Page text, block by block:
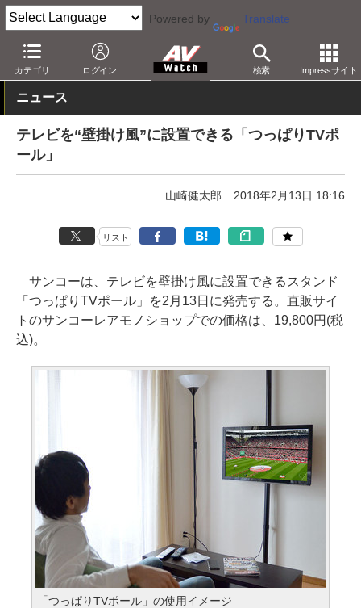
Powered by Translate
カテゴリ ログイン 検索 Impressサイト
AV Watch 製品 AV周辺機器
ニュース
テレビを“壁掛け風”に設置できる「つっぱりTVポ
ール」
山崎健太郎 2018年2月13日 18:16
リスト
サンコーは、テレビを壁掛け風に設置できるスタンド
「つっぱりTVポール」を2月13日に発売する。直販サイ
トのサンコーレアモノショップでの価格は、19,800円(税
込)。
「つっぱりTVポール」の使用イメージ